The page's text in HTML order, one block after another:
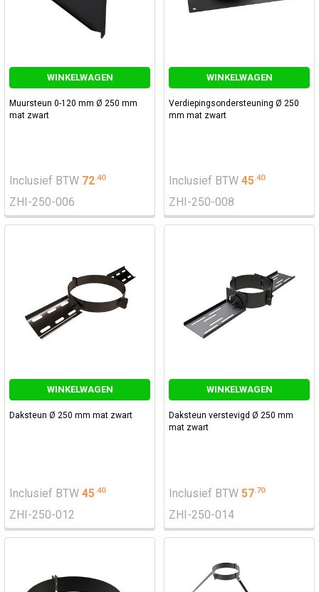
WINKELWAGEN
Muursteun 0-120 mm Ø 250 mm
mat zwart
Inclusief BTW 72.40
ZHI-250-006
WINKELWAGEN
Verdiepingsondersteuning Ø 250
mm mat zwart
Inclusief BTW 45.40
ZHI-250-008
WINKELWAGEN
Daksteun Ø 250 mm mat zwart
Inclusief BTW 45.40
ZHI-250-012
WINKELWAGEN
Daksteun verstevigd Ø 250 mm
mat zwart
Inclusief BTW 57.70
ZHI-250-014